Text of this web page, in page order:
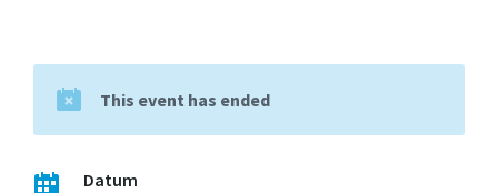
This event has ended
Datum